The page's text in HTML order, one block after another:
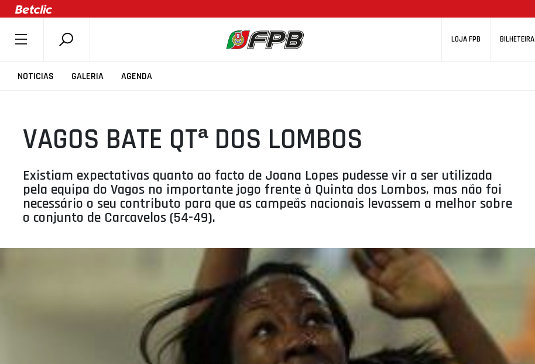
LOJA FPB BILHETEIRA
NOTICIAS GALERIA AGENDA
SOBRE A FPB
COMPETIÇÕES
ASSOCIAÇÕES
CLUBES
AGENTES
AGENDA
VAGOS BATE QTª DOS LOMBOS
Existiam expectativas quanto ao facto de Joana Lopes pudesse vir a ser utilizada
pela equipa do Vagos no importante jogo frente à Quinta dos Lombos, mas não foi
necessário o seu contributo para que as campeãs nacionais levassem a melhor sobre
o conjunto de Carcavelos (54-49).